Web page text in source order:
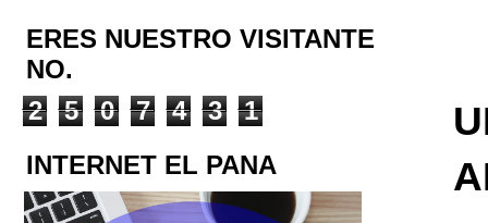
ERES NUESTRO VISITANTE
NO.
2
5 0 7 4 3
1
INTERNET EL PANA